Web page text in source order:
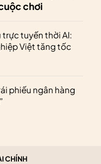
chơi
trực tuyến thời AI:
Việt tăng tốc
phiếu ngân hàng
CHÍNH